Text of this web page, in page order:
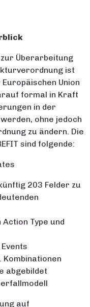
Überarbeitung
ist
Union
formal in Kraft
in der
ohne jedoch
zu ändern. Die
sind folgende:
203 Felder zu
Type und
Kombinationen
abgebildet
auf